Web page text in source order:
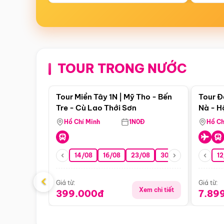
TOUR TRONG NƯỚC
Điểm nổi bật
Tour Miền Tây 1N | Mỹ Tho - Bến
Tre - Cù Lao Thới Sơn
Hồ Chí Minh 1N0Đ
14/08 16/08 23/08 30/08 06/09
Giá từ:
399.000đ Xem chi tiết
Tour
Nà -
Nha
Hồ
Giá từ:
‹